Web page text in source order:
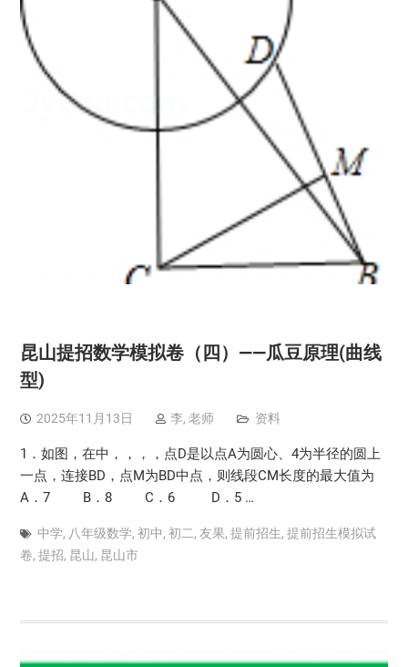
昆山提招数学模拟卷（四）——瓜豆原理(曲线
型)
2025年11月13日 李, 老师 资料
1．如图，在中，，，，点D是以点A为圆心、4为半径的圆上
一点，连接BD，点M为BD中点，则线段CM长度的最大值为
A．7 B．8 C．6 D．5 …
中学, 八年级数学, 初中, 初二, 友果, 提前招生, 提前招生模拟试
卷, 提招, 昆山, 昆山市